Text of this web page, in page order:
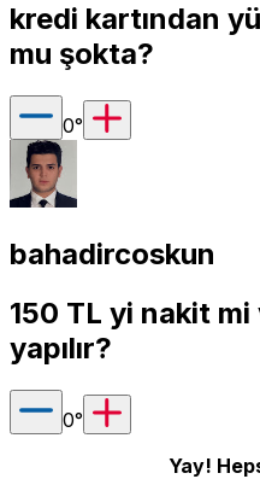
kredi kartından
mu şokta?
0°
bahadircoskun
150 TL yi nakit
yapılır?
0°
Yay!